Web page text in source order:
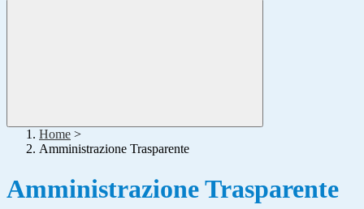
Home >
Amministrazione Trasparente
Amministrazione Trasparente